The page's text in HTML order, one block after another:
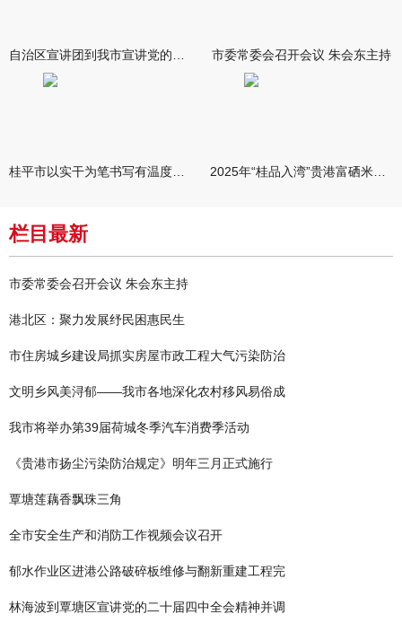
市委常委会召开会议 朱会东主持
栏目最新
市委常委会召开会议 朱会东主持
港北区：聚力发展纾民困惠民生
市住房城乡建设局抓实房屋市政工程大气污染防治
文明乡风美浔郁——我市各地深化农村移风易俗成
我市将举办第39届荷城冬季汽车消费季活动
《贵港市扬尘污染防治规定》明年三月正式施行
覃塘莲藕香飘珠三角
全市安全生产和消防工作视频会议召开
郁水作业区进港公路破碎板维修与翻新重建工程完
林海波到覃塘区宣讲党的二十届四中全会精神并调